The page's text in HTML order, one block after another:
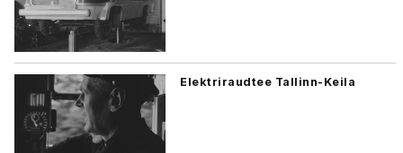
Elektriraudtee Tallinn-Keila